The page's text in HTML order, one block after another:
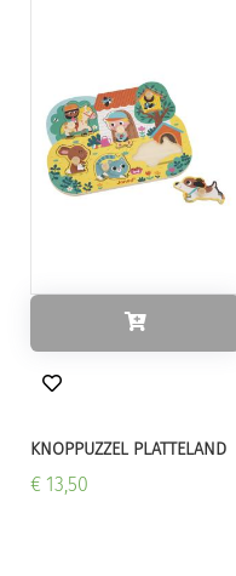
KNOPPUZZEL PLATTELAND
€ 13,50